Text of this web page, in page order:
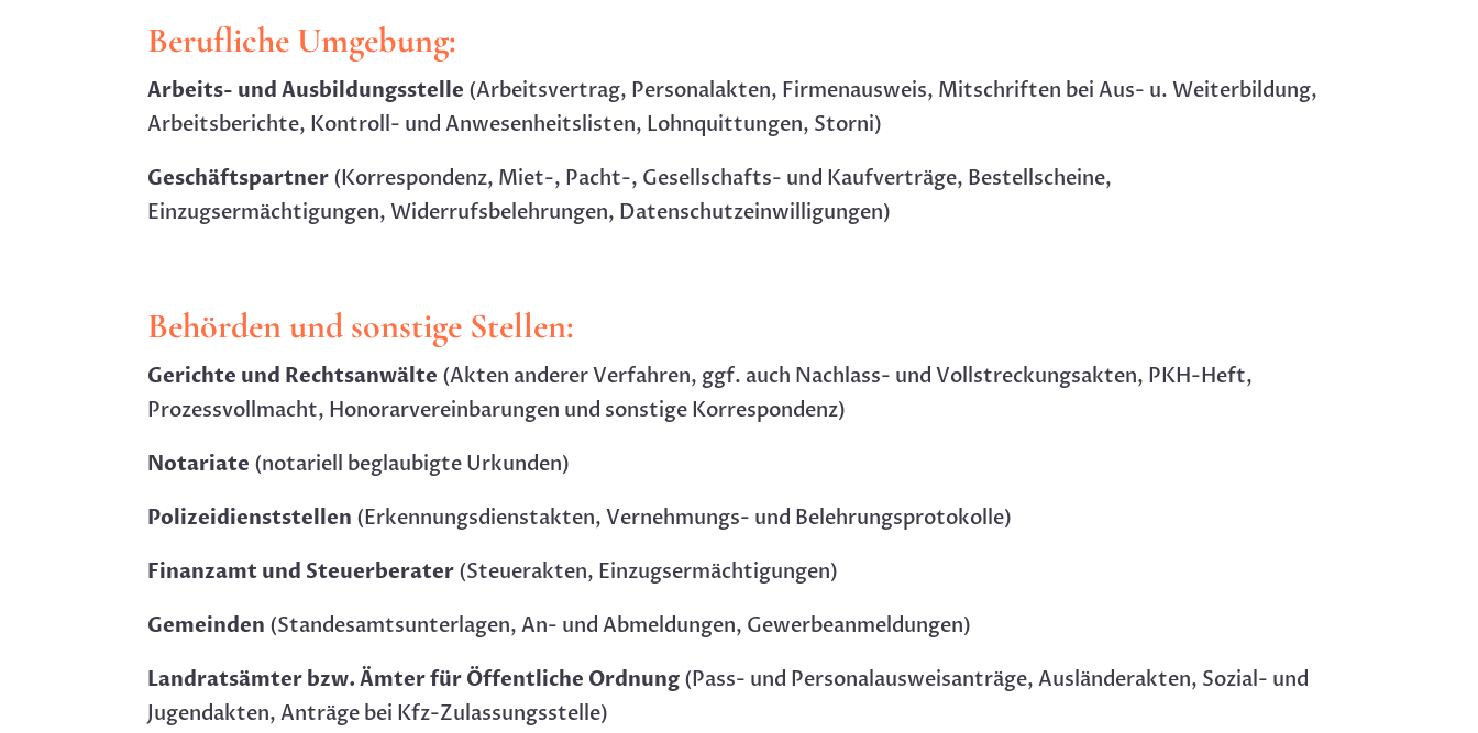
Berufliche Umgebung:
Arbeits- und Ausbildungsstelle (Arbeitsvertrag, Personalakten, Firmenausweis, Mitschriften bei Aus- u. Weiterbildung,
Arbeitsberichte, Kontroll- und Anwesenheitslisten, Lohnquittungen, Storni)
Geschäftspartner (Korrespondenz, Miet-, Pacht-, Gesellschafts- und Kaufverträge, Bestellscheine,
Einzugsermächtigungen, Widerrufsbelehrungen, Datenschutzeinwilligungen)
Behörden und sonstige Stellen:
Gerichte und Rechtsanwälte (Akten anderer Verfahren, ggf. auch Nachlass- und Vollstreckungsakten, PKH-Heft,
Prozessvollmacht, Honorarvereinbarungen und sonstige Korrespondenz)
Notariate (notariell beglaubigte Urkunden)
Polizeidienststellen (Erkennungsdienstakten, Vernehmungs- und Belehrungsprotokolle)
Finanzamt und Steuerberater (Steuerakten, Einzugsermächtigungen)
Gemeinden (Standesamtsunterlagen, An- und Abmeldungen, Gewerbeanmeldungen)
Landratsämter bzw. Ämter für Öffentliche Ordnung (Pass- und Personalausweisanträge, Ausländerakten, Sozial- und
Jugendakten, Anträge bei Kfz-Zulassungsstelle)